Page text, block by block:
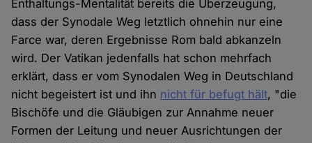
Enthaltungs-Mentalität bereits die Überzeugung,
dass der Synodale Weg letztlich ohnehin nur eine
Farce war, deren Ergebnisse Rom bald abkanzeln
wird. Der Vatikan jedenfalls hat schon mehrfach
erklärt, dass er vom Synodalen Weg in Deutschland
nicht begeistert ist und ihn nicht für befugt hält, "die
Bischöfe und die Gläubigen zur Annahme neuer
Formen der Leitung und neuer Ausrichtungen der